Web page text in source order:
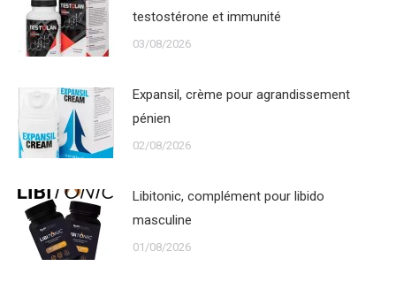
testostérone et immunité
03/08/2026
Expansil, crème pour agrandissement
pénien
02/08/2026
Libitonic, complément pour libido
masculine
01/08/2026